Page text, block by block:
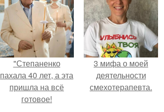
"Степаненко
пахала 40 лет, а эта
пришла на всё
готовое!
3 мифа о моей
деятельности
смехотерапевта.